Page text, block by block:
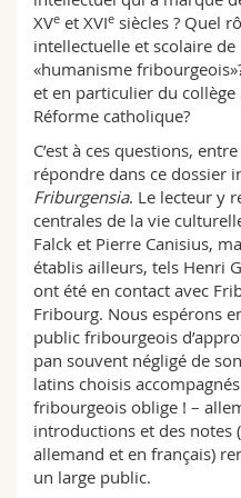
Sciences et médecine
Interfacultaire
Collaborateurs
Doctorants
Webmail
Programme des cours
XVe et XVIe siècles ? Quel
intellectuelle et scolaire
«humanisme
et en particulier du
Réforme catholique?
C’est à ces questions,
répondre dans ce dossier
Friburgensia. Le lecteur y
centrales de la vie
Falck et Pierre Canisius,
établis ailleurs, tels Henri
ont été en contact avec
Fribourg. Nous espérons
public fribourgeois
pan souvent négligé de
latins choisis
fribourgeois oblige ! –
introductions et des notes
allemand et en français)
un large public.